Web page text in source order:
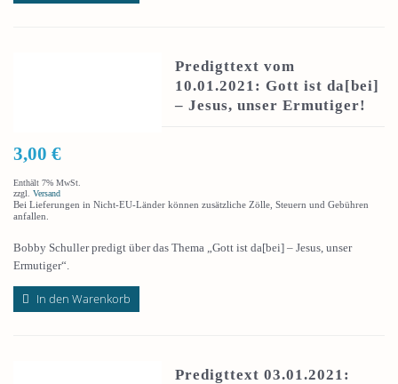
Predigttext vom
10.01.2021: Gott ist da[bei]
– Jesus, unser Ermutiger!
3,00 €
Enthält 7% MwSt.
zzgl. Versand
Bei Lieferungen in Nicht-EU-Länder können zusätzliche Zölle, Steuern und Gebühren
anfallen.
Bobby Schuller predigt über das Thema „Gott ist da[bei] – Jesus, unser
Ermutiger“.
In den Warenkorb
Predigttext 03.01.2021: